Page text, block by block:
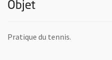
Objet
Pratique du tennis.